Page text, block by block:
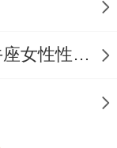
里这种偶像
金牛座女性性格全面解析 金牛座女性性格与脾气全揭秘